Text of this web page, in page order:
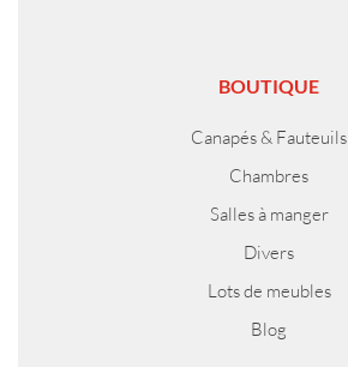
BOUTIQUE
Canapés & Fauteuils
Chambres
Salles à manger
Divers
Lots de meubles
Blog